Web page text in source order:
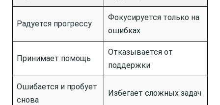
Радуется прогрессу
Фокусируется только на
ошибках
Принимает помощь
Отказывается от
поддержки
Ошибается и пробует
снова
Избегает сложных задач